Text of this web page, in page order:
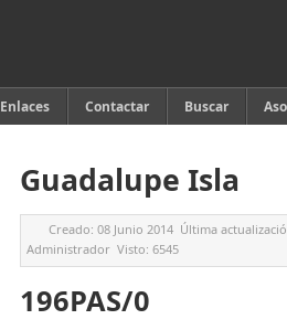
Enlaces Contactar Buscar
Guadalupe Isla
Creado: 08 Junio 2014 Última
Administrador Visto: 6545
196PAS/0